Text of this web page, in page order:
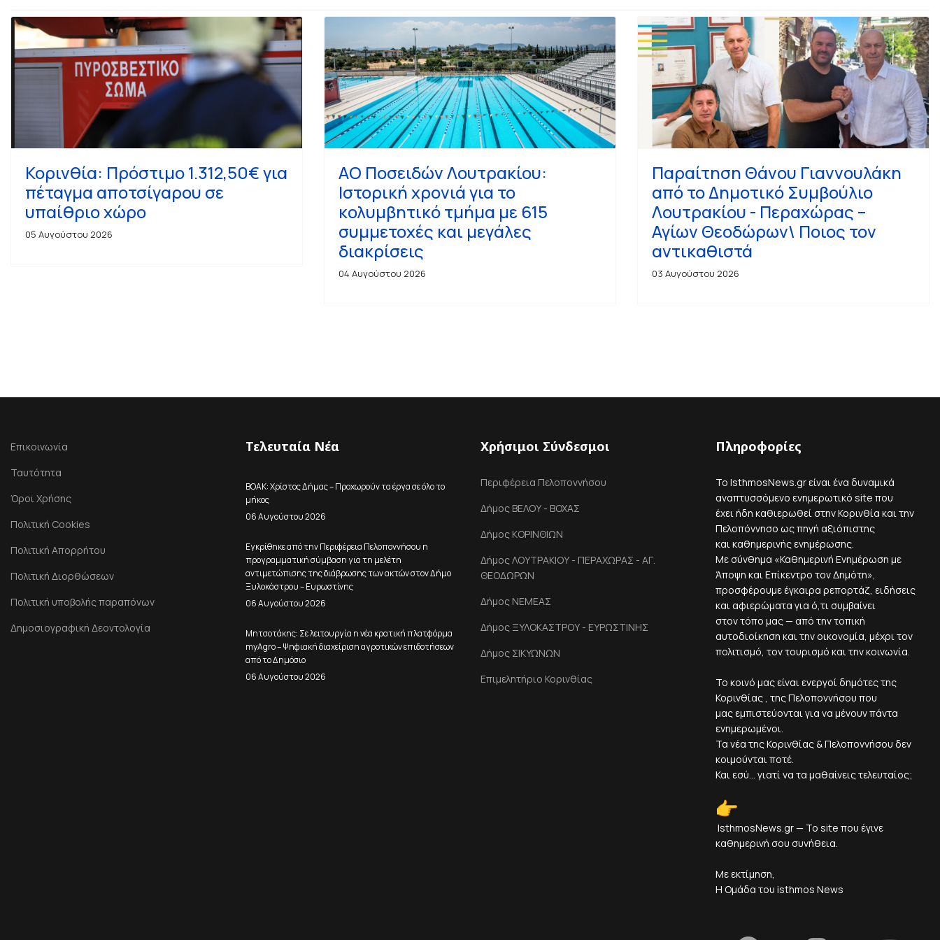
Κορινθία: Πρόστιμο 1.312,50€ για
πέταγμα αποτσίγαρου σε
υπαίθριο χώρο
05 Αυγούστου 2026
ΑΟ Ποσειδών Λουτρακίου:
Ιστορική χρονιά για το
κολυμβητικό τμήμα με 615
συμμετοχές και μεγάλες
διακρίσεις
04 Αυγούστου 2026
Παραίτηση Θάνου Γιαννουλάκη
από το Δημοτικό Συμβούλιο
Λουτρακίου - Περαχώρας –
Αγίων Θεοδώρων\ Ποιος τον
αντικαθιστά
03 Αυγούστου 2026
Επικοινωνία
Ταυτότητα
Όροι Χρήσης
Πολιτική Cookies
Πολιτική Απορρήτου
Πολιτική Διορθώσεων
Πολιτική υποβολής παραπόνων
Δημοσιογραφική Δεοντολογία
Τελευταία Νέα
ΒΟΑΚ: Χρίστος Δήμας – Προχωρούν τα έργα σε όλο το
μήκος
06 Αυγούστου 2026
Εγκρίθηκε από την Περιφέρεια Πελοποννήσου η
προγραμματική σύμβαση για τη μελέτη
αντιμετώπισης της διάβρωσης των ακτών στον Δήμο
Ξυλοκάστρου – Ευρωστίνης
06 Αυγούστου 2026
Μητσοτάκης: Σε λειτουργία η νέα κρατική πλατφόρμα
myAgro – Ψηφιακή διαχείριση αγροτικών επιδοτήσεων
από το Δημόσιο
06 Αυγούστου 2026
Χρήσιμοι Σύνδεσμοι
Περιφέρεια Πελοποννήσου
Δήμος ΒΕΛΟΥ - ΒΟΧΑΣ
Δήμος ΚΟΡΙΝΘΙΩΝ
Δήμος ΛΟΥΤΡΑΚΙΟΥ - ΠΕΡΑΧΩΡΑΣ - ΑΓ.
ΘΕΟΔΩΡΩΝ
Δήμος ΝΕΜΕΑΣ
Δήμος ΞΥΛΟΚΑΣΤΡΟΥ - ΕΥΡΩΣΤΙΝΗΣ
Δήμος ΣΙΚΥΩΝΩΝ
Επιμελητήριο Κορινθίας
Πληροφορίες
Το IsthmosNews.gr είναι ένα δυναμικά
αναπτυσσόμενο ενημερωτικό site που
έχει ήδη καθιερωθεί στην Κορινθία και την
Πελοπόννησο ως πηγή αξιόπιστης
και καθημερινής ενημέρωσης.
Με σύνθημα «Καθημερινή Ενημέρωση με
Άποψη και Επίκεντρο τον Δημότη»,
προσφέρουμε έγκαιρα ρεπορτάζ, ειδήσεις
και αφιερώματα για ό,τι συμβαίνει
στον τόπο μας — από την τοπική
αυτοδιοίκηση και την οικονομία, μέχρι τον
πολιτισμό, τον τουρισμό και την κοινωνία.
Το κοινό μας είναι ενεργοί δημότες της
Κορινθίας , της Πελοποννήσου που
μας εμπιστεύονται για να μένουν πάντα
ενημερωμένοι.
Τα νέα της Κορινθίας & Πελοποννήσου δεν
κοιμούνται ποτέ.
Και εσύ... γιατί να τα μαθαίνεις τελευταίος;
IsthmosNews.gr — Το site που έγινε
καθημερινή σου συνήθεια.
Με εκτίμηση,
Η Ομάδα του isthmos News